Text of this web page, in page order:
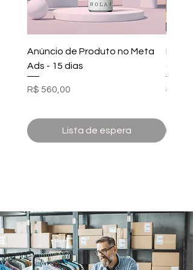
Anúncio de Produto no Meta
Ads - 15 dias
Preço
R$ 560,00
Lista de espera
Preço
R$